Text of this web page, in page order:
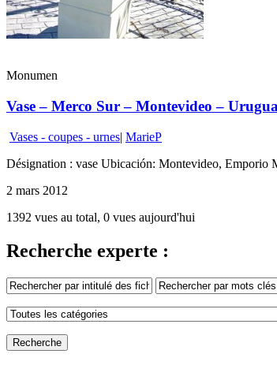
Monumen
Vase – Merco Sur – Montevideo –
Vases - coupes - urnes| MarieP
Désignation : vase Ubicación: Montevideo, Emporio
2 mars 2012
1392 vues au total, 0 vues aujourd'hui
Recherche experte :